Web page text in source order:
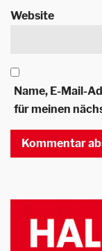
Website
Name, E-Mail-
für meinen